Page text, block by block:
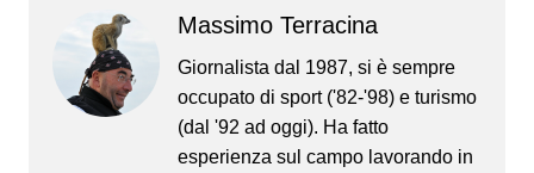
Massimo Terracina
Giornalista dal 1987, si è sempre
occupato di sport ('82-'98) e turismo
(dal '92 ad oggi). Ha fatto
esperienza sul campo lavorando in